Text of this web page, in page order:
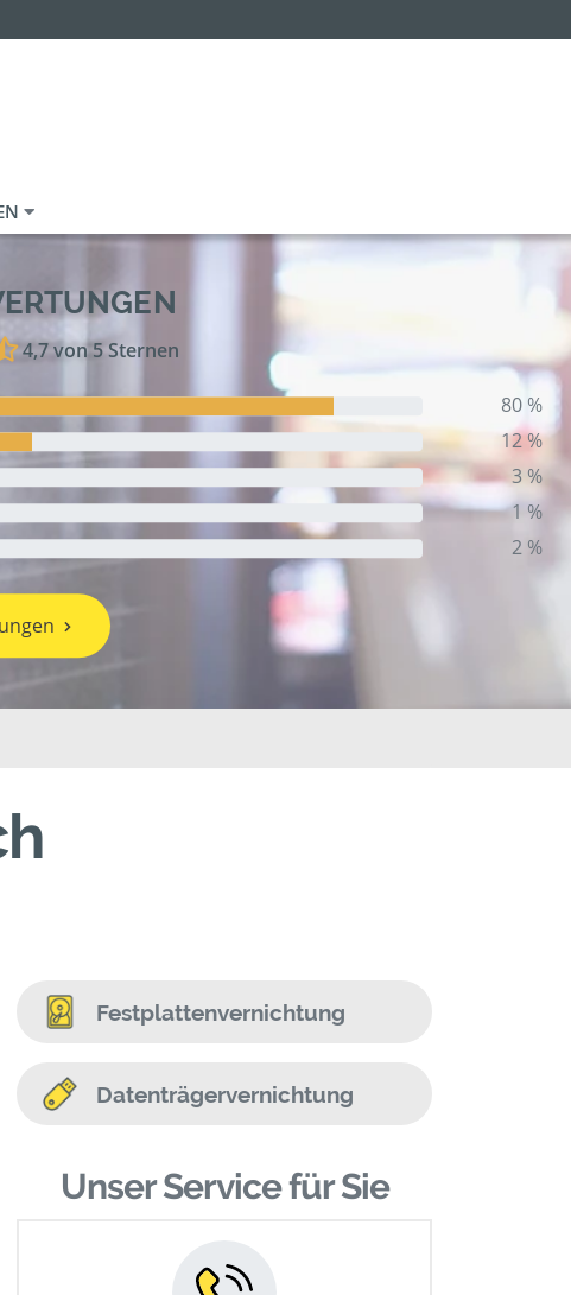
4,7 von 5 Sternen
80 %
12 %
3 %
1 %
2 %
Festplattenvernichtung
Datenträgervernichtung
Unser Service für Sie